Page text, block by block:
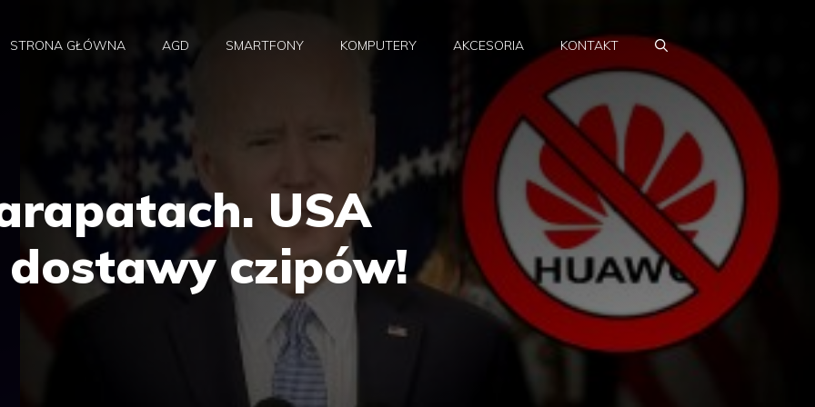
STRONA GŁÓWNA AGD SMARTFONY KOMPUTERY AKCESORIA KONTAKT
USA
czipów!